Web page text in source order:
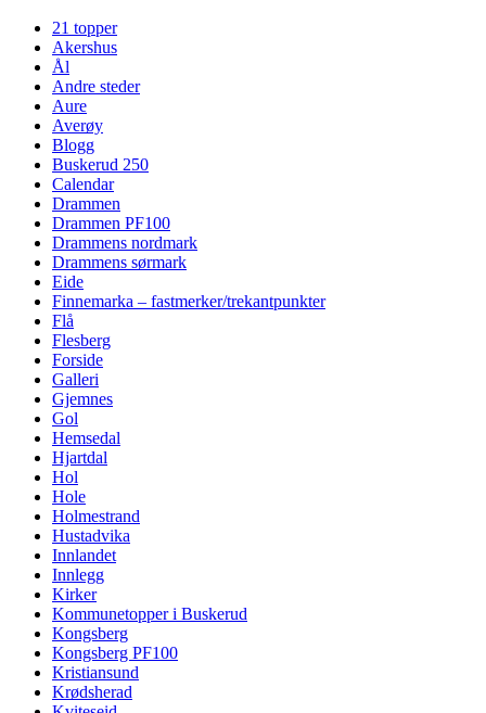
21 topper
Akershus
Ål
Andre steder
Aure
Averøy
Blogg
Buskerud 250
Calendar
Drammen
Drammen PF100
Drammens nordmark
Drammens sørmark
Eide
Finnemarka – fastmerker/trekantpunkter
Flå
Flesberg
Forside
Galleri
Gjemnes
Gol
Hemsedal
Hjartdal
Hol
Hole
Holmestrand
Hustadvika
Innlandet
Innlegg
Kirker
Kommunetopper i Buskerud
Kongsberg
Kongsberg PF100
Kristiansund
Krødsherad